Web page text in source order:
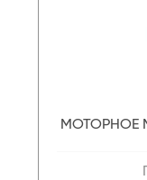
МОТОРНОЕ